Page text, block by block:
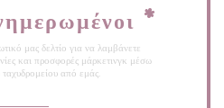
*
μας δελτίο για να λαμβάνετε
και προσφορές μάρκετινγκ μέσω
ταχυδρομείου από εμάς.